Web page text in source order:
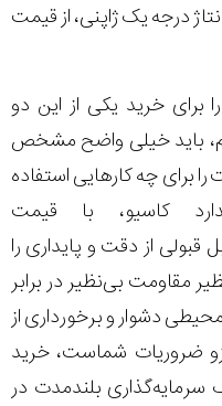
درجه ‌یک ژاپنی، از قیمت
برای خرید یکی از این دو
باید خیلی واضح مشخص
برای چه کارهایی استفاده
کاسیو، با قیمت
از دقت و پایداری را
مقاومت بی‌نظیر در برابر
دشوار و برخورداری از
ضروریات شماست، خرید
بلندمدت در